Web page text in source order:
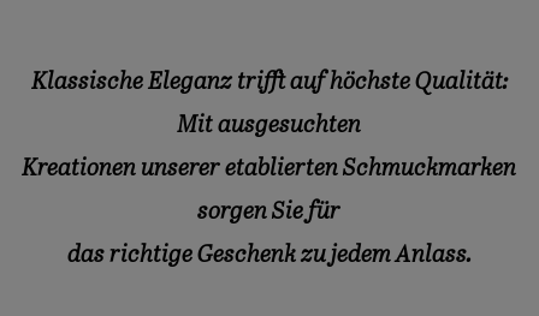
Klassische Eleganz trifft auf höchste Qualität:
Mit ausgesuchten
Kreationen unserer etablierten Schmuckmarken
sorgen Sie für
das richtige Geschenk zu jedem Anlass.